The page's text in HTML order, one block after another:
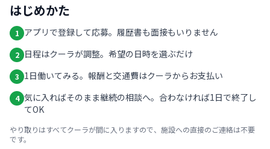
はじめかた
1 アプリで登録して応募。履歴書も面接もいりません
2 日程はクーラが調整。希望の日時を選ぶだけ
3 1日働いてみる。報酬と交通費はクーラからお支払い
4 気に入ればそのまま継続の相談へ。合わなければ1日で終了し
てOK
やり取りはすべてクーラが間に入りますので、施設への直接のご連絡は不要
です。